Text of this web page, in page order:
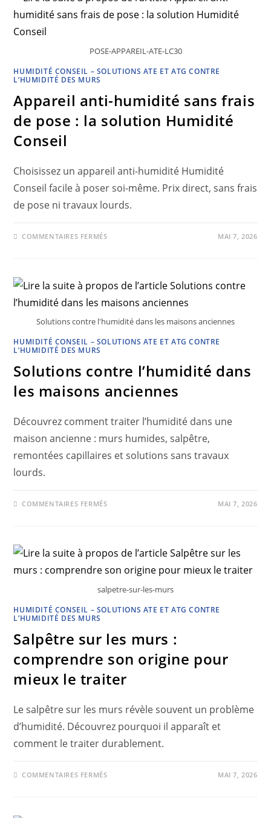
POSE-APPAREIL-ATE-LC30
HUMIDITÉ CONSEIL – SOLUTIONS ATE ET ATG CONTRE
L’HUMIDITÉ DES MURS
Appareil anti-humidité sans frais
de pose : la solution Humidité
Conseil
Choisissez un appareil anti-humidité Humidité
Conseil facile à poser soi-même. Prix direct, sans frais
de pose ni travaux lourds.
COMMENTAIRES FERMÉS MAI 7, 2026
Solutions contre l'humidité dans les maisons anciennes
HUMIDITÉ CONSEIL – SOLUTIONS ATE ET ATG CONTRE
L’HUMIDITÉ DES MURS
Solutions contre l’humidité dans
les maisons anciennes
Découvrez comment traiter l’humidité dans une
maison ancienne : murs humides, salpêtre,
remontées capillaires et solutions sans travaux
lourds.
COMMENTAIRES FERMÉS MAI 7, 2026
salpetre-sur-les-murs
HUMIDITÉ CONSEIL – SOLUTIONS ATE ET ATG CONTRE
L’HUMIDITÉ DES MURS
Salpêtre sur les murs :
comprendre son origine pour
mieux le traiter
Le salpêtre sur les murs révèle souvent un problème
d’humidité. Découvrez pourquoi il apparaît et
comment le traiter durablement.
COMMENTAIRES FERMÉS MAI 7, 2026